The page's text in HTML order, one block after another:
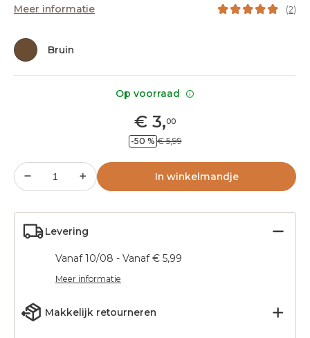
Meer informatie (2)
Bruin
€ 3,00
-50 % € 5,99
In winkelmandje
Levering
Vanaf 10/08 - Vanaf € 5,99
Meer informatie
Makkelijk retourneren